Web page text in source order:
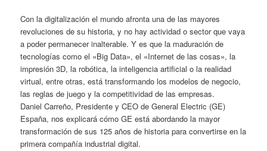
Con la digitalización el mundo afronta una de las mayores
revoluciones de su historia, y no hay actividad o sector que vaya
a poder permanecer inalterable. Y es que la maduración de
tecnologías como el «Big Data», el «Internet de las cosas», la
impresión 3D, la robótica, la inteligencia artificial o la realidad
virtual, entre otras, está transformando los modelos de negocio,
las reglas de juego y la competitividad de las empresas.
Daniel Carreño, Presidente y CEO de General Electric (GE)
España, nos explicará cómo GE está abordando la mayor
transformación de sus 125 años de historia para convertirse en la
primera compañía industrial digital.